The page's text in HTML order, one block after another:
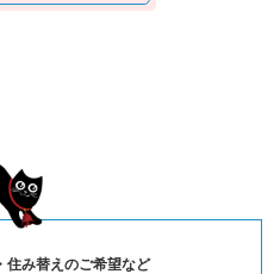
住み替えのご希望など